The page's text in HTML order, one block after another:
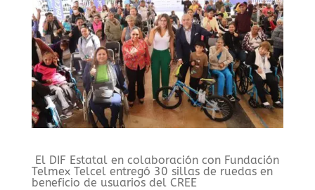
El DIF Estatal en colaboración con Fundación
Telmex Telcel entregó 30 sillas de ruedas en
beneficio de usuarios del CREE